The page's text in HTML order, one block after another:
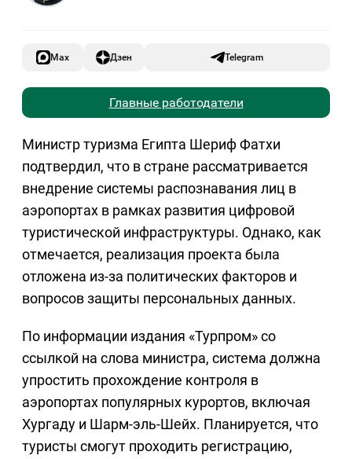
Max Дзен Telegram
Главные работодатели
Министр туризма Египта Шериф Фатхи
подтвердил, что в стране рассматривается
внедрение системы распознавания лиц в
аэропортах в рамках развития цифровой
туристической инфраструктуры. Однако, как
отмечается, реализация проекта была
отложена из-за политических факторов и
вопросов защиты персональных данных.
По информации издания «Турпром» со
ссылкой на слова министра, система должна
упростить прохождение контроля в
аэропортах популярных курортов, включая
Хургаду и Шарм-эль-Шейх. Планируется, что
туристы смогут проходить регистрацию,